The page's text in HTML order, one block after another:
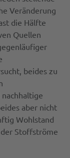
Veränderung
die Hälfte
Quellen
beides zu
aber nicht
Wohlstand
Stoffströme